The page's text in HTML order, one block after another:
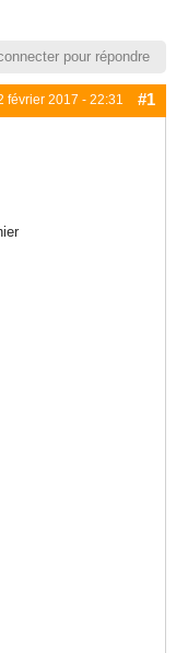
pour répondre
février 2017 - 22:31 #1